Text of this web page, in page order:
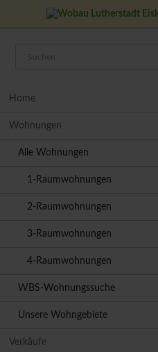
Home
Wohnungen
Alle Wohnungen
1-Raumwohnungen
2-Raumwohnungen
3-Raumwohnungen
4-Raumwohnungen
WBS-Wohnungssuche
Unsere Wohngebiete
Verkäufe